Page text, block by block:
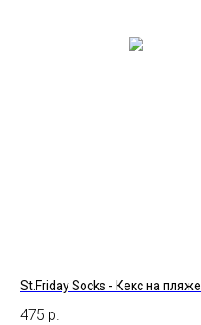
St.Friday Socks - Кекс на пляже
475 р.